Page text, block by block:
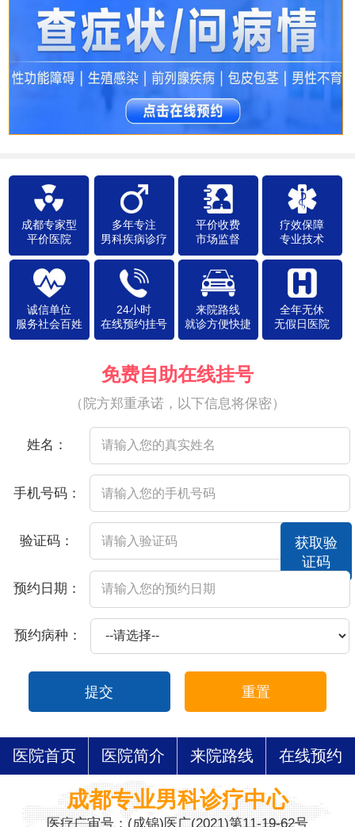
成都专家型
平价医院
多年专注
男科疾病诊疗
平价收费
市场监督
疗效保障
专业技术
诚信单位
服务社会百姓
24小时
在线预约挂号
来院路线
就诊方便快捷
全年无休
无假日医院
免费自助在线挂号
（院方郑重承诺，以下信息将保密）
姓名：
手机号码：
验证码：
获取验
证码
预约日期：
预约病种：
提交 重置
医院首页 医院简介 来院路线 在线预约
成都专业男科诊疗中心
医疗广审号：(成锦)医广(2021)第11-19-62号